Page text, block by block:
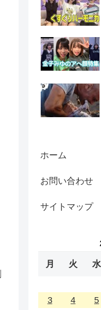
ホーム
お問い合わせ
サイトマップ
月 火 水
3
4 5